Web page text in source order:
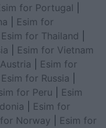
for Portugal
Esim for
Esim for Thailand
Esim for Vietnam
Esim for
Esim for Russia
for Peru
Esim
Esim for
Norway
Esim for